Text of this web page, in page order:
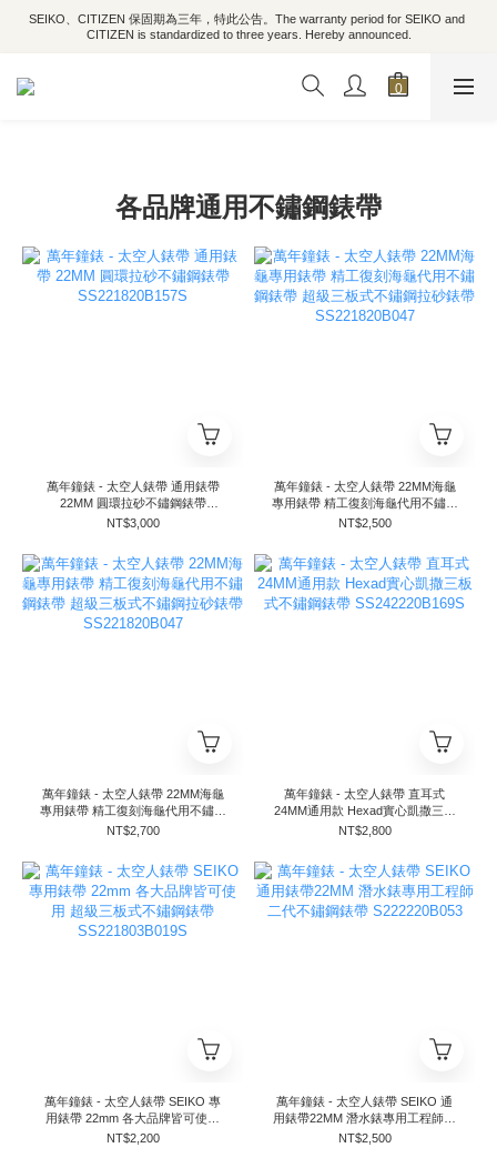
SEIKO、CITIZEN 保固期為三年，特此公告。The warranty period for SEIKO and
CITIZEN is standardized to three years. Hereby announced.
各品牌通用不鏽鋼錶帶
萬年鐘錶 - 太空人錶帶 通用錶帶
22MM 圓環拉砂不鏽鋼錶帶
SS221820B157S
NT$3,000
萬年鐘錶 - 太空人錶帶 22MM海龜
專用錶帶 精工復刻海龜代用不鏽鋼
錶帶 超級三板式不鏽鋼拉砂錶帶
NT$2,500
萬年鐘錶 - 太空人錶帶 22MM海龜
專用錶帶 精工復刻海龜代用不鏽鋼
錶帶 超級三板式不鏽鋼拉砂錶帶
NT$2,700
萬年鐘錶 - 太空人錶帶 直耳式
24MM通用款 Hexad實心凱撒三板
式不鏽鋼錶帶 SS242220B169S
NT$2,800
萬年鐘錶 - 太空人錶帶 SEIKO 專
用錶帶 22mm 各大品牌皆可使用
超級三板式不鏽鋼錶帶
NT$2,200
萬年鐘錶 - 太空人錶帶 SEIKO 通
用錶帶22MM 潛水錶專用工程師二
代不鏽鋼錶帶 S222220B053
NT$2,500